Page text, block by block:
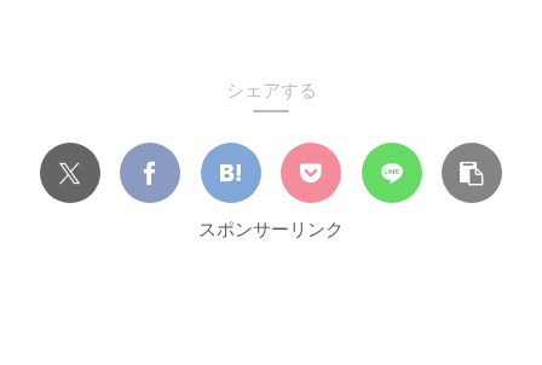
シェアする
スポンサーリンク